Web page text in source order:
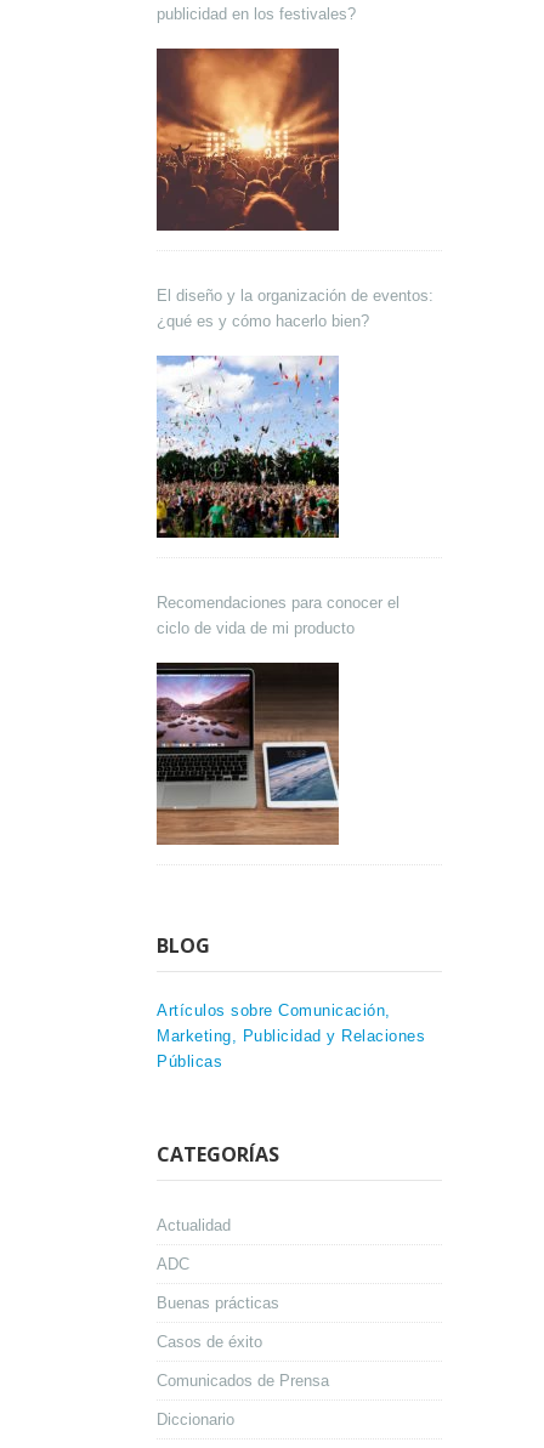
publicidad en los festivales?
El diseño y la organización de eventos:
¿qué es y cómo hacerlo bien?
Recomendaciones para conocer el
ciclo de vida de mi producto
BLOG
Artículos sobre Comunicación,
Marketing, Publicidad y Relaciones
Públicas
CATEGORÍAS
Actualidad
ADC
Buenas prácticas
Casos de éxito
Comunicados de Prensa
Diccionario